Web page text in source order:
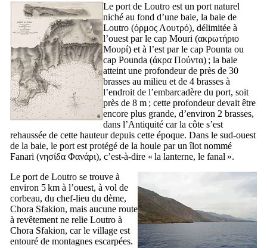
Le port de Loutro est un port naturel
niché au fond d’une baie, la baie de
Loutro (όρμος Λουτρό), délimitée à
l’ouest par le cap Mouri (ακρωτήριο
Μουρί) et à l’est par le cap Pounta ou
cap Pounda (άκρα Πούντα) ; la baie
atteint une profondeur de près de 30
brasses au milieu et de 4 brasses à
l’endroit de l’embarcadère du port, soit
près de 8 m ; cette profondeur devait être
encore plus grande, d’environ 2 brasses,
dans l’Antiquité car la côte s’est
rehaussée de cette hauteur depuis cette époque. Dans le sud-ouest
de la baie, le port est protégé de la houle par un îlot nommé
Fanari (νησίδα Φανάρι), c’est-à-dire « la lanterne, le fanal ».
Le port de Loutro se trouve à
environ 5 km à l’ouest, à vol de
corbeau, du chef-lieu du dème,
Chora Sfakion, mais aucune route
à revêtement ne relie Loutro à
Chora Sfakion, car le village est
entouré de montagnes escarpées.